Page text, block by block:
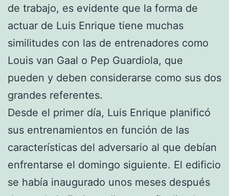
de trabajo, es evidente que la forma de
actuar de Luis Enrique tiene muchas
similitudes con las de entrenadores como
Louis van Gaal o Pep Guardiola, que
pueden y deben considerarse como sus dos
grandes referentes.
Desde el primer día, Luis Enrique planificó
sus entrenamientos en función de las
características del adversario al que debían
enfrentarse el domingo siguiente. El edificio
se había inaugurado unos meses después